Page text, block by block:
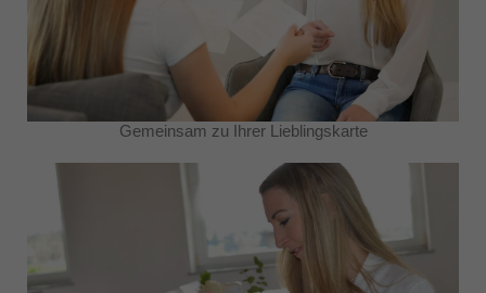
Gemeinsam zu Ihrer Lieblingskarte